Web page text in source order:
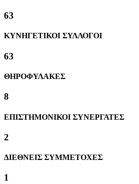
63
ΚΥΝΗΓΕΤΙΚΟΙ ΣΥΛΛΟΓΟΙ
63
ΘΗΡΟΦΥΛΑΚΕΣ
8
ΕΠΙΣΤΗΜΟΝΙΚΟΙ ΣΥΝΕΡΓΑΤΕΣ
2
ΔΙΕΘΝΕΙΣ ΣΥΜΜΕΤΟΧΕΣ
1